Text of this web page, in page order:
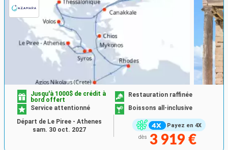
Payez en 4X
Jusqu'à 1000$ de crédit à
bord offert
Restauration raffinée
Service attentionné
Boissons all-inclusive
dès 3 919 €
Départ de Le Piree - Athenes
sam. 30 oct. 2027